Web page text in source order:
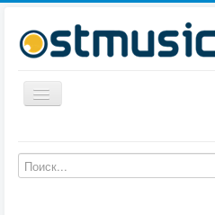
Включить/выключить навигацию
Музыка из мультфильмов